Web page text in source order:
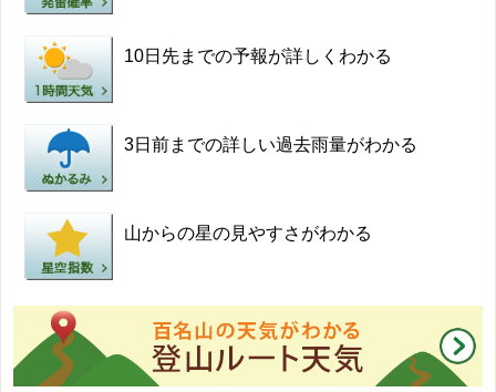
10日先までの予報が詳しくわかる
3日前までの詳しい過去雨量がわかる
山からの星の見やすさがわかる